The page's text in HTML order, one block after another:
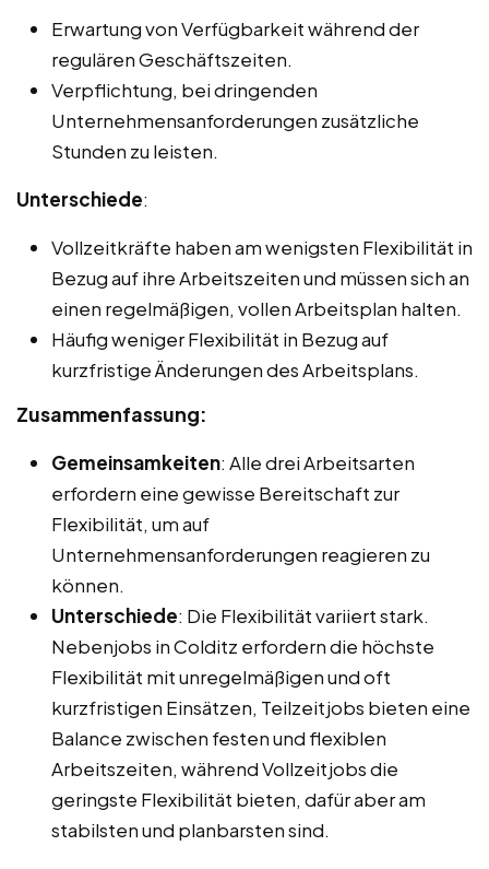
Erwartung von Verfügbarkeit während der
regulären Geschäftszeiten.
Verpflichtung, bei dringenden
Unternehmensanforderungen zusätzliche
Stunden zu leisten.
Unterschiede:
Vollzeitkräfte haben am wenigsten Flexibilität in
Bezug auf ihre Arbeitszeiten und müssen sich an
einen regelmäßigen, vollen Arbeitsplan halten.
Häufig weniger Flexibilität in Bezug auf
kurzfristige Änderungen des Arbeitsplans.
Zusammenfassung:
Gemeinsamkeiten: Alle drei Arbeitsarten
erfordern eine gewisse Bereitschaft zur
Flexibilität, um auf
Unternehmensanforderungen reagieren zu
können.
Unterschiede: Die Flexibilität variiert stark.
Nebenjobs in Colditz erfordern die höchste
Flexibilität mit unregelmäßigen und oft
kurzfristigen Einsätzen, Teilzeitjobs bieten eine
Balance zwischen festen und flexiblen
Arbeitszeiten, während Vollzeitjobs die
geringste Flexibilität bieten, dafür aber am
stabilsten und planbarsten sind.